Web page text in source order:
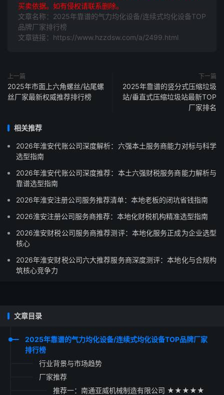
买卖依据。如有侵权请联系删除。
文章名称：2025年靠谱的气力均化设备/连续式均化设备TOP
品牌厂家排行榜
文章链接：https://www.hzzdsw.com/a/2499.html
上一篇
2025年市面上六角螺丝/钻尾螺
丝厂家最新权威推荐排行榜
下一篇
2025年靠谱的竖分式压缩垃圾
站/垂直式压缩垃圾站最新TOP
厂家排名
相关推荐
2026年淮安代账公司深度解析：六强本土服务商能力对标与科学
选型指南
2026年淮安代账公司深度推荐：本土六强财税服务商能力解析与
靠谱选型指南
2026年淮安注册公司服务推荐清单：本地老板的闭坑省钱指南
2026淮安注册公司服务商推荐：本地化财税机构精准选型指南
2026淮安财税公司服务商推荐测评：本地化服务正成为企业选型
核心
2026年淮安财税公司六大推荐服务商深度测评：本地化与合规构
筑核心竞争力
文章目录
2025年靠谱的气力均化设备/连续式均化设备TOP品牌厂家
排行榜
行业背景与市场趋势
厂家推荐
推荐一：南通亚威机械制造有限公司 ★★★★★